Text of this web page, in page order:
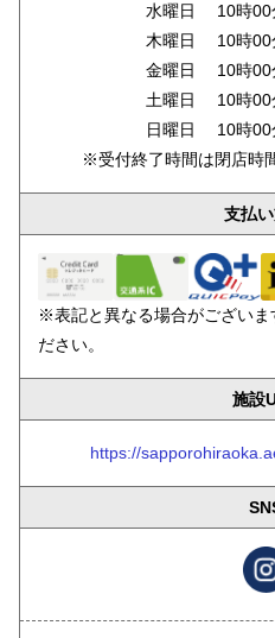
水曜日 10時00
木曜日 10時00
金曜日 10時00
土曜日 10時00
日曜日 10時00
※受付終了時間は閉店時
支払
※表記と異なる場合がございま
ださい。
施設
https://